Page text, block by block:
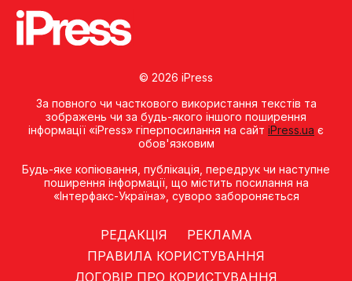
© 2026 iPress
За повного чи часткового використання текстів та
зображень чи за будь-якого іншого поширення
інформації «iPress» гіперпосилання на сайт iPress.ua є
обов'язковим
Будь-яке копiювання, публiкацiя, передрук чи наступне
поширення iнформацiї, що мiстить посилання на
«Iнтерфакс-Україна», суворо забороняється
РЕДАКЦІЯ
РЕКЛАМА
ПРАВИЛА КОРИСТУВАННЯ
ДОГОВІР ПРО КОРИСТУВАННЯ